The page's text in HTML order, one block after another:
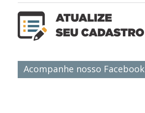
Acompanhe nosso Facebook